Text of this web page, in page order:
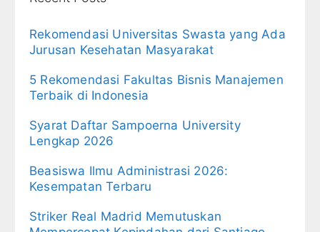
Rekomendasi Universitas Swasta yang Ada
Jurusan Kesehatan Masyarakat
5 Rekomendasi Fakultas Bisnis Manajemen
Terbaik di Indonesia
Syarat Daftar Sampoerna University
Lengkap 2026
Beasiswa Ilmu Administrasi 2026:
Kesempatan Terbaru
Striker Real Madrid Memutuskan